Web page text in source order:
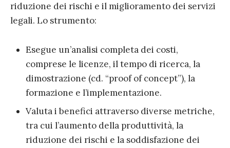
riduzione dei rischi e il miglioramento dei servizi
legali. Lo strumento:
Esegue un’analisi completa dei costi,
comprese le licenze, il tempo di ricerca, la
dimostrazione (cd. “proof of concept”), la
formazione e l’implementazione.
Valuta i benefici attraverso diverse metriche,
tra cui l’aumento della produttività, la
riduzione dei rischi e la soddisfazione dei